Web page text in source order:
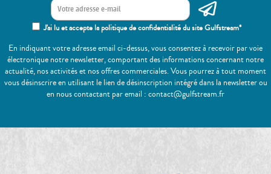
J'ai lu et accepte la politique de confidentialité du site Gulfstream*
En indiquant votre adresse email ci-dessus, vous consentez à recevoir par voie
électronique notre newsletter, comportant des informations concernant notre
actualité, nos activités et nos offres commerciales. Vous pourrez à tout moment
vous désinscrire en utilisant le lien de désinscription intégré dans la newsletter ou
en nous contactant par email : contact@gulfstream.fr